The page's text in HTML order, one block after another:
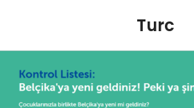
Turc